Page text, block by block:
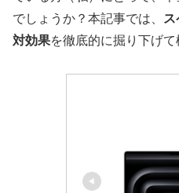
でしょうか？本記事では、
対効果を徹底的に掘り下げて